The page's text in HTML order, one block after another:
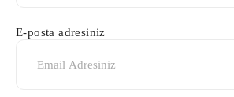
E-posta adresiniz